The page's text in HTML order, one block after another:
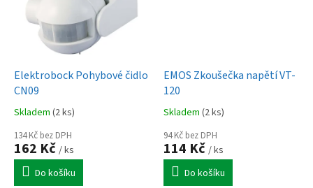
Elektrobock Pohybové čidlo
CN09
Skladem (2 ks)
134 Kč bez DPH
162 Kč / ks
Do košíku
EMOS Zkoušečka napětí VT-
120
Skladem (2 ks)
94 Kč bez DPH
114 Kč / ks
Do košíku